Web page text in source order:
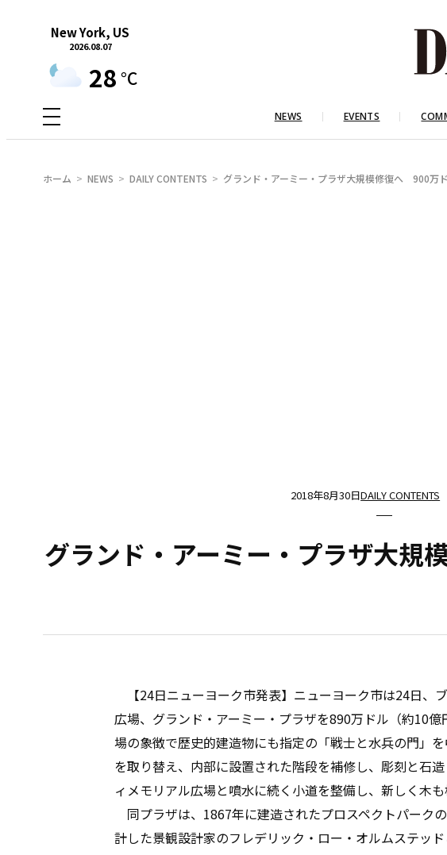
New York, US
2026.08.07
28 °C
NEWS EVENTS
ホーム NEWS DAILY CONTENTS グランド・アーミー・プラザ大規模修復へ 900万
2018年8月30日DAILY CONTENTS
グランド・アーミー・プラザ大
【24日ニューヨーク市発表】ニューヨーク市は24日、
広場、グランド・アーミー・プラザを890万ドル（約10
場の象徴で歴史的建造物にも指定の「戦士と水兵の門」
を取り替え、内部に設置された階段を補修し、彫刻と石
ィメモリアル広場と噴水に続く小道を整備し、新しく木も
同プラザは、1867年に建造されたプロスペクトパーク
計した景観設計家のフレデリック・ロー・オルムステッ